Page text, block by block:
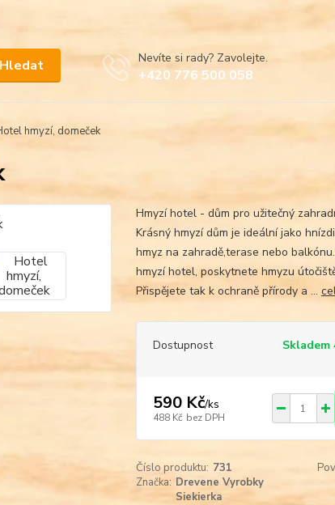
Hledat Nevíte si rady? Zavolejte.
+420 776 500 058
hmyzí, domeček
Hmyzí hotel - dům pro užitečný
Krásný hmyzí dům je ideální jako
hmyz na zahradě,terase nebo
hmyzí hotel, poskytnete hmyzu
Přispějete tak k ochraně přírody a ...
Dostupnost Skladem
590 Kč/ks
488 Kč bez DPH
Číslo produktu: 731
Značka: Drevene Vyrobky
Siekierka